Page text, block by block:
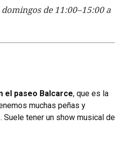
de 11:00–15:00 a
el paseo Balcarce, que es la
muchas peñas y
Suele tener un show musical de